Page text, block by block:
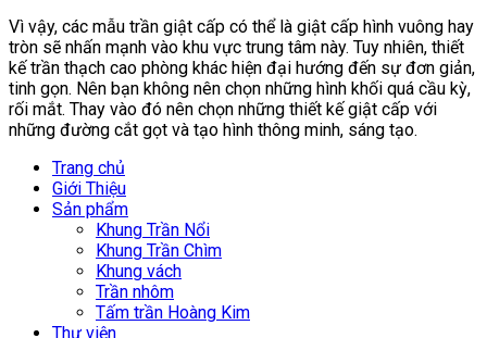
Vì vậy, các mẫu trần giật cấp có thể là giật cấp hình vuông hay
tròn sẽ nhấn mạnh vào khu vực trung tâm này. Tuy nhiên, thiết
kế trần thạch cao phòng khác hiện đại hướng đến sự đơn giản,
tinh gọn. Nên bạn không nên chọn những hình khối quá cầu kỳ,
rối mắt. Thay vào đó nên chọn những thiết kế giật cấp với
những đường cắt gọt và tạo hình thông minh, sáng tạo.
Trang chủ
Giới Thiệu
Sản phẩm
Khung Trần Nổi
Khung Trần Chìm
Khung vách
Trần nhôm
Tấm trần Hoàng Kim
Thư viện